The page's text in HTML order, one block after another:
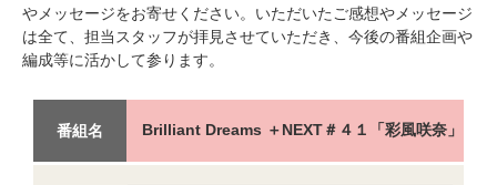
やメッセージをお寄せください。いただいたご感想やメッセージ
は全て、担当スタッフが拝見させていただき、今後の番組企画や
編成等に活かして参ります。
番組名 Brilliant Dreams ＋NEXT＃４１「彩風咲奈」